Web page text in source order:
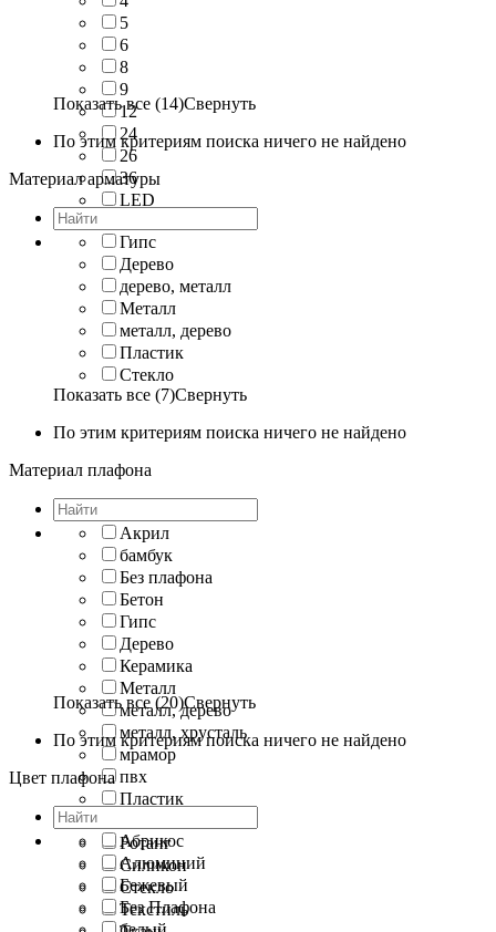
5
6
8
9
12
24
26
36
LED
Показать все (14)Свернуть
По этим критериям поиска ничего не найдено
Материал арматуры
Гипс
Дерево
дерево, металл
Металл
металл, дерево
Пластик
Стекло
Показать все (7)Свернуть
По этим критериям поиска ничего не найдено
Материал плафона
Акрил
бамбук
Без плафона
Бетон
Гипс
Дерево
Керамика
Металл
металл, дерево
металл, хрусталь
мрамор
пвх
Пластик
Ротанг
Силикон
Стекло
Текстиль
Показать все (20)Свернуть
По этим критериям поиска ничего не найдено
Цвет плафона
Абрикос
Алюминий
Бежевый
Без Плафона